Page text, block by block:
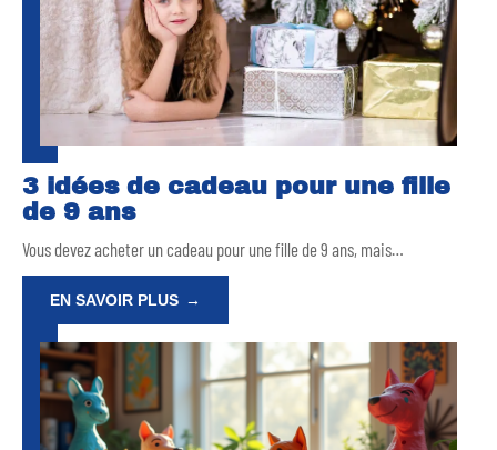
3 idées de cadeau pour une fille
de 9 ans
Vous devez acheter un cadeau pour une fille de 9 ans, mais…
EN SAVOIR PLUS